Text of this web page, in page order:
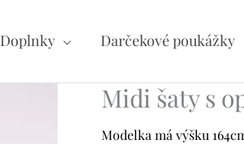
Doplnky Darčekové poukážky
Midi šaty s
Modelka má výšku